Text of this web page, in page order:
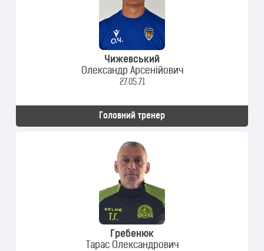
Чижевський
Олександр Арсенійович
27.05.71
Головний тренер
Гребенюк
Тарас Олександрович